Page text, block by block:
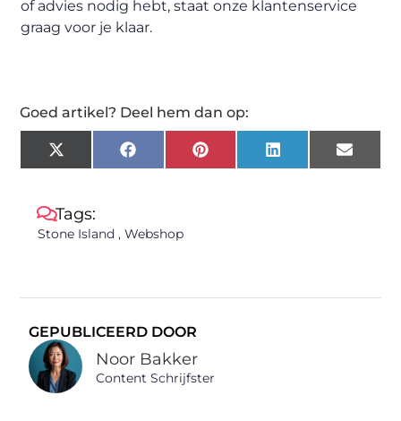
of advies nodig hebt, staat onze klantenservice
graag voor je klaar.
Goed artikel? Deel hem dan op:
X
(Twitter)
Facebook Pinterest LinkedIn Email
Tags:
Stone Island ,Webshop
GEPUBLICEERD DOOR
Noor Bakker
Content Schrijfster